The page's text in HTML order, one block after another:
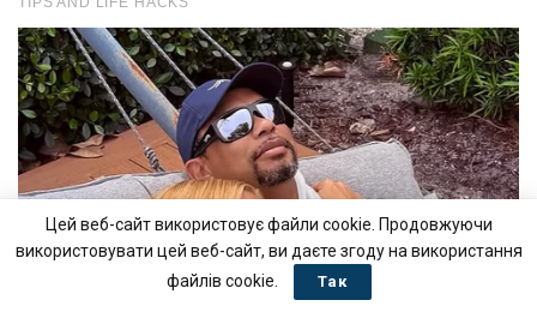
Цей веб-сайт використовує файли cookie. Продовжуючи
використовувати цей веб-сайт, ви даєте згоду на використання
файлів cookie.
Так